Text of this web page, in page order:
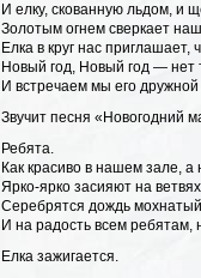
И елку, скованную льдом, и
Золотым огнем сверкает
Елка в круг нас приглашает,
Новый год, Новый год — нет
И встречаем мы его
Звучит песня «Новогодний
Ребята.
Как красиво в нашем зале, а
Ярко-ярко засияют на
Серебрятся дождь
И на радость всем ребятам,
Елка зажигается.